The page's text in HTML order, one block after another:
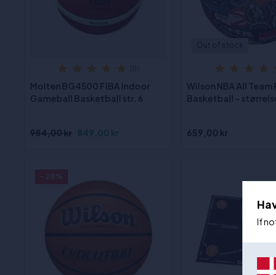
Molten BG4500 FIBA Indoor
Gameball Basketball str. 6
984,00 kr 849,00 kr
Wilson NBA All Team
Basketball -
659,00 kr
If